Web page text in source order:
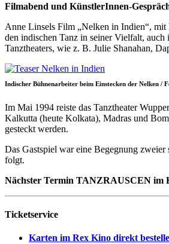
Filmabend und KünstlerInnen-
Anne Linsels Film „Nelken in Indien“, mit
den indischen Tanz in seiner Vielfalt,
Tanztheaters, wie z. B. Julie Shanahan,
Indischer Bühnenarbeiter beim Einstecken der Nelken /
Im Mai 1994 reiste das Tanztheater
Kalkutta (heute Kolkata), Madras und
gesteckt werden.
Das Gastspiel war eine Begegnung
folgt.
Nächster Termin TANZRAUSCEN im
Ticketservice
Karten im Rex Kino direkt